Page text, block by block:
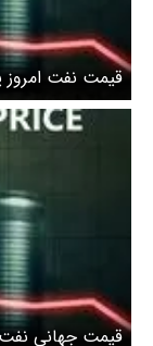
حمله سپاه به